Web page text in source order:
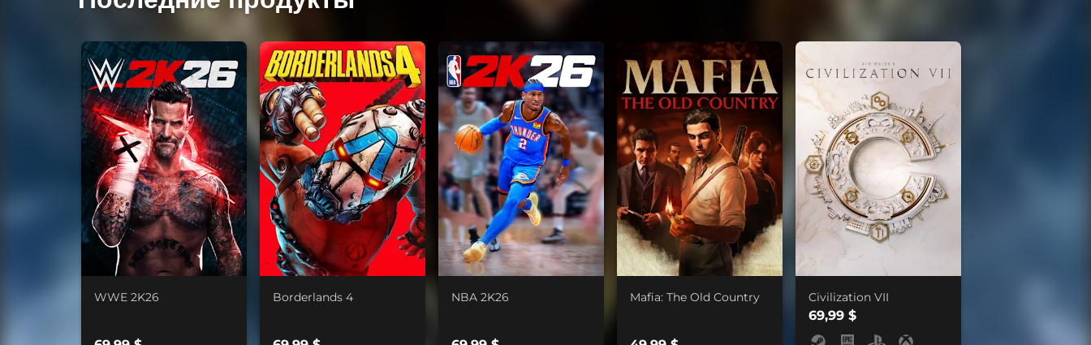
WWE 2K26 Borderlands 4 NBA 2K26 Mafia: The Old Country Civilization VII
69,99 $